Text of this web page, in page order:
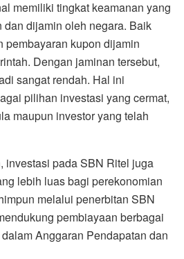
memiliki tingkat keamanan yang
dijamin oleh negara. Baik
pembayaran kupon dijamin
Dengan jaminan tersebut,
sangat rendah. Hal ini
pilihan investasi yang cermat,
maupun investor yang telah
investasi pada SBN Ritel juga
lebih luas bagi perekonomian
melalui penerbitan SBN
pembiayaan berbagai
Anggaran Pendapatan dan